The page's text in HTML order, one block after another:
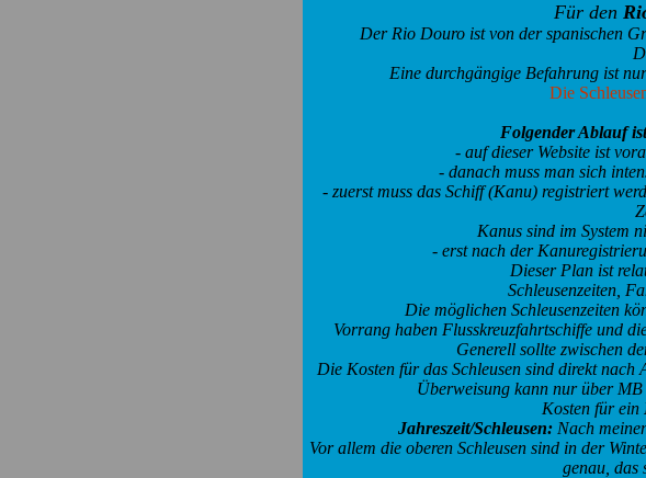
Für den
Der Rio Douro ist von der spanischen
Eine durchgängige Befahrung ist
Die
Folgender Ablauf
- auf dieser Website ist
- danach muss man sich
- zuerst muss das Schiff (Kanu) registriert
Kanus sind im System
- erst nach der
Dieser Plan ist
Schleusenzeiten,
Die möglichen Schleusenzeiten
Vorrang haben Flusskreuzfahrtschiffe und
Generell sollte zwischen
Die Kosten für das Schleusen sind direkt nach
Überweisung kann nur über MB
Kosten für ein
Jahreszeit/Schleusen: Nach
Vor allem die oberen Schleusen sind in der
genau, das